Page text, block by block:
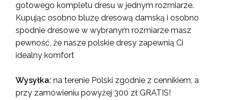
gotowego kompletu dresu w jednym rozmiarze.
Kupując osobno bluzę dresową damską i osobno
spodnie dresowe w wybranym rozmiarze masz
pewność, że nasze polskie dresy zapewnią Ci
idealny komfort
Wysyłka: na terenie Polski zgodnie z cennikiem, a
przy zamówieniu powyżej 300 zł GRATIS!